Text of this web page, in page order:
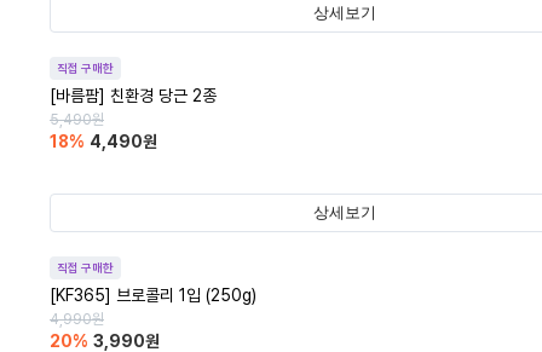
상세보기
직접 구매한
[바름팜] 친환경 당근 2종
5,490원
18% 4,490원
상세보기
직접 구매한
[KF365] 브로콜리 1입 (250g)
4,990원
20% 3,990원